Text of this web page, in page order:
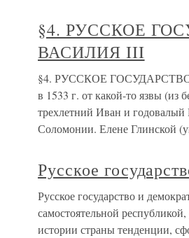
§4. РУССКОЕ
ВАСИЛИЯ III
§4. РУССКОЕ
в 1533 г. от какой-то язвы (из
трехлетний Иван и
Соломонии. Елене Глинской
Русское
Русское государство и
самостоятельной
истории страны тенденции,